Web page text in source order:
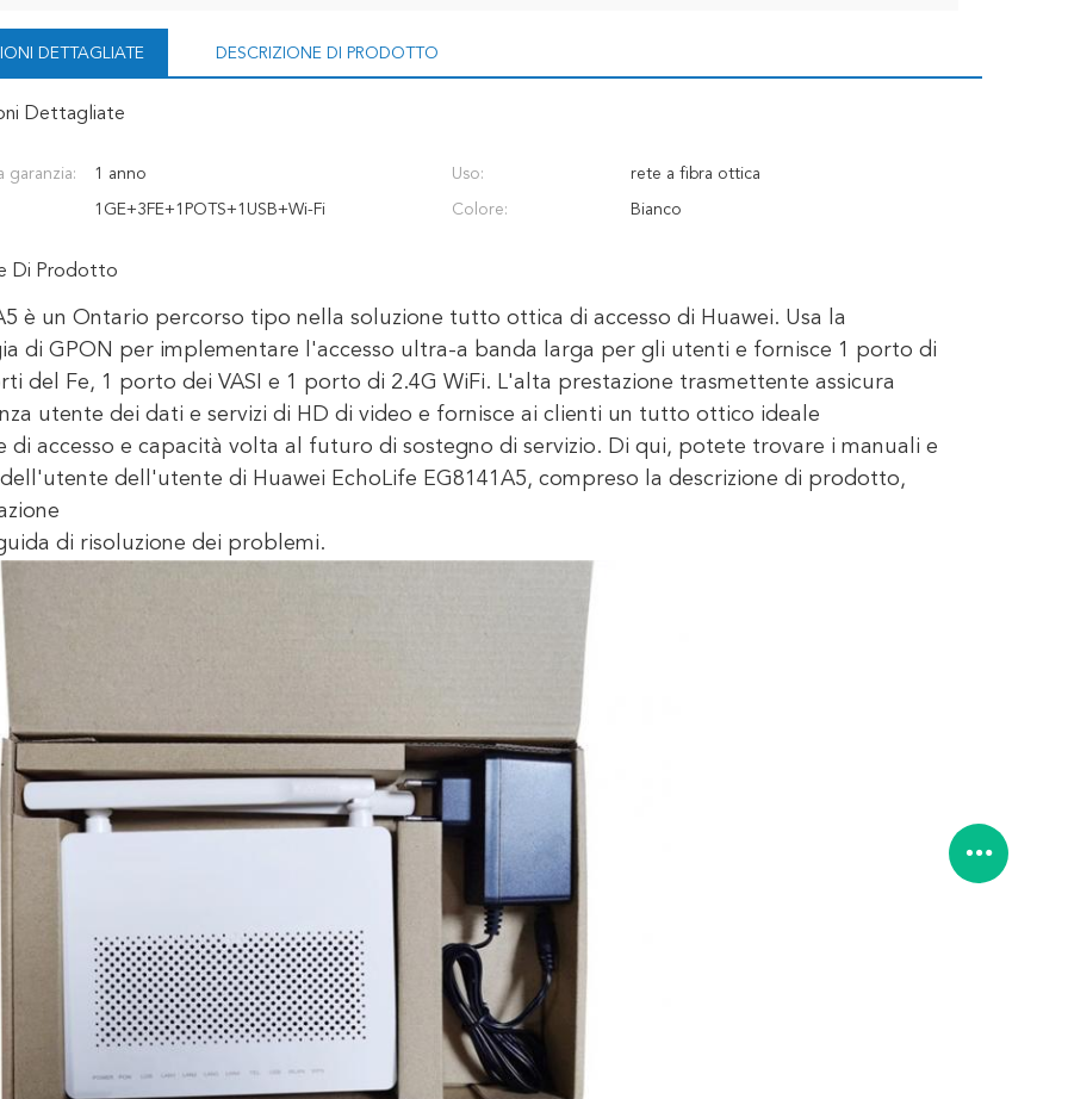
DETTAGLIATE DESCRIZIONE DI PRODOTTO
Dettagliate
garanzia: 1 anno Uso: rete a fibra ottica
1GE+3FE+1POTS+1USB+Wi-Fi Colore: Bianco
Di Prodotto
è un Ontario percorso tipo nella soluzione tutto ottica di accesso di Huawei. Usa la
di GPON per implementare l'accesso ultra-a banda larga per gli utenti e fornisce 1 porto di
del Fe, 1 porto dei VASI e 1 porto di 2.4G WiFi. L'alta prestazione trasmettente assicura
utente dei dati e servizi di HD di video e fornisce ai clienti un tutto ottico ideale
di accesso e capacità volta al futuro di sostegno di servizio. Di qui, potete trovare i manuali e
dell'utente dell'utente di Huawei EchoLife EG8141A5, compreso la descrizione di prodotto,
di risoluzione dei problemi.